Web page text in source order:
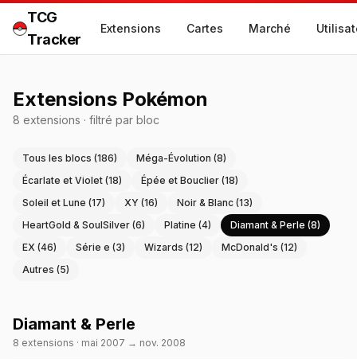
TCG
Tracker
Extensions Cartes Marché
Extensions Pokémon
8 extensions · filtré par bloc
Tous les blocs (186) Méga-Évolution (8)
Écarlate et Violet (18) Épée et Bouclier (18)
Soleil et Lune (17) XY (16) Noir & Blanc (13)
HeartGold & SoulSilver (6) Platine (4) Diamant & Perle (8)
EX (46) Série e (3) Wizards (12) McDonald's (12)
Autres (5)
Diamant & Perle
8 extensions · mai 2007 → nov. 2008